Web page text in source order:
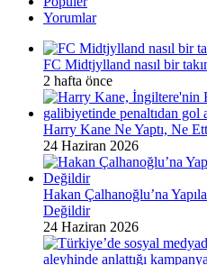
Yorumlar
FC Midtjylland nasıl bir
2 hafta önce
Harry Kane Ne Yaptı, Ne
24 Haziran 2026
Hakan Çalhanoğlu’na
Değildir
24 Haziran 2026